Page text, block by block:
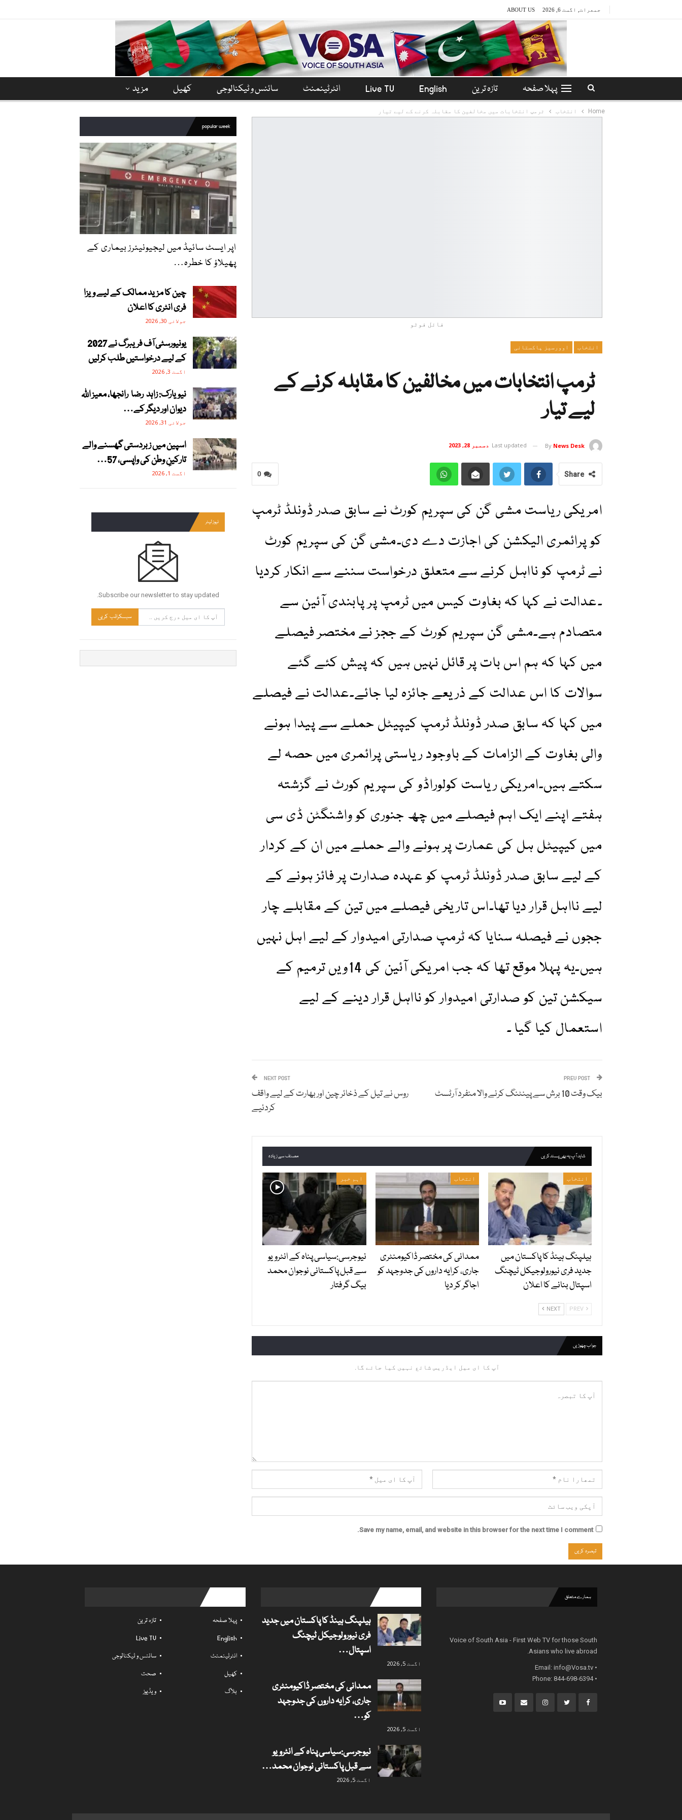
جمعرات, اگست 6, 2026 ABOUT US
پہلا صفحہ تازہ ترین English
Live TV انٹرٹینمنٹ سائنس و ٹیکنالوجی کھیل مزید
Home انتخاب ٹرمپ انتخابات میں مخالفین کا مقابلہ کرنے کے لیے تیار
فائل فوٹو
انتخاب اوورسیز پاکستانی
ٹرمپ انتخابات میں مخالفین کا مقابلہ کرنے کے
لیے تیار
By News Desk
Last updated دسمبر 28, 2023
0 Share
امریکی ریاست مشی گن کی سپریم کورٹ نے سابق صدر ڈونلڈ ٹرمپ
کو پرائمری الیکشن کی اجازت دے دی۔مشی گن کی سپریم کورٹ
نے ٹرمپ کو نااہل کرنے سے متعلق درخواست سننے سے انکار کردیا
۔عدالت نے کہا کہ بغاوت کیس میں ٹرمپ پر پابندی آئین سے
متصادم ہے۔مشی گن سپریم کورٹ کے ججز نے مختصر فیصلے
میں کہا کہ ہم اس بات پر قائل نہیں ہیں کہ پیش کئے گئے
سوالات کا اس عدالت کے ذریعے جائزہ لیا جائے۔عدالت نے فیصلے
میں کہا کہ سابق صدر ڈونلڈ ٹرمپ کیپیٹل حملے سے پیدا ہونے
والی بغاوت کے الزامات کے باوجود ریاستی پرائمری میں حصہ لے
سکتے ہیں۔امریکی ریاست کولوراڈو کی سپریم کورٹ نے گزشتہ
ہفتے اپنے ایک اہم فیصلے میں چھ جنوری کو واشنگٹن ڈی سی
میں کیپیٹل ہل کی عمارت پر ہونے والے حملے میں ان کے کردار
کے لیے سابق صدر ڈونلڈ ٹرمپ کو عہدہ صدارت پر فائز ہونے کے
لیے نااہل قرار دیا تھا۔اس تاریخی فیصلے میں تین کے مقابلے چار
ججوں نے فیصلہ سنایا کہ ٹرمپ صدارتی امیدوار کے لیے اہل نہیں
ہیں۔یہ پہلا موقع تھا کہ جب امریکی آئین کی 14ویں ترمیم کے
سیکشن تین کو صدارتی امیدوار کو نااہل قرار دینے کے لیے
استعمال کیا گیا ۔
بیک وقت 10 برش سے پینٹنگ کرنے والا منفرد آرٹسٹ
NEXT POST
روس نے تیل کے ذخائر چین اور بھارت کے لیے واقف
کردئیے
شاید آپ یہ بھی پسند کریں مصنف سے زیادہ
انتخاب
ہیلپنگ ہینڈ کا پاکستان میں
جدید فری نیورولوجیکل ٹیچنگ
اسپتال بنانے کا اعلان
انتخاب
ممدانی کی مختصر ڈاکیومنٹری
جاری، کرایہ داروں کی جدوجہد کو
اجاگر کر دیا
اہم خبر
نیوجرسی:سیاسی پناہ کے انٹرویو
سے قبل پاکستانی نوجوان محمد
بیگ گرفتار
NEXT
جواب چھوڑیں
آپ کا ای میل ایڈریس شائع نہیں کیا جائے گا.
Save my name, email, and website in this browser for the next time I comment.
popular week
اپر ایسٹ سائیڈ میں لیجیونیئرز بیماری کے
پھیلاؤ کا خطرہ…
چین کا مزید ممالک کے لیے ویزا
فری انٹری کا اعلان
جولائی 30, 2026
یونیورسٹی آف فریبرگ نے 2027
کے لیے درخواستیں طلب کرلیں
اگست 3, 2026
نیویارک: زاہد رضا رانجھا، معیز اللہ
دیوان اور دیگر کے…
جولائی 31, 2026
اسپین میں زبردستی گھسنے والے
تارکینِ وطن کی واپسی، 57…
اگست 1, 2026
نیوز لیٹر
Subscribe our newsletter to stay updated.
سبسکرائب کریں
ہمارے متعلق
Voice of South Asia - First Web TV for those South
Asians who live abroad.
• Email:
info@Vosa.tv
• Phone: 844-698-6394
ہیلپنگ ہینڈ کا پاکستان میں جدید
فری نیورولوجیکل ٹیچنگ
اسپتال…
اگست 5, 2026
ممدانی کی مختصر ڈاکیومنٹری
جاری، کرایہ داروں کی جدوجہد
کو…
اگست 5, 2026
نیوجرسی:سیاسی پناہ کے انٹرویو
سے قبل پاکستانی نوجوان محمد…
اگست 5, 2026
پہلا صفحہ
تازہ ترین
English
Live TV
انٹرٹینمنٹ
سائنس و ٹیکنالوجی
کھیل
صحت
بلاگ
ویڈیوز